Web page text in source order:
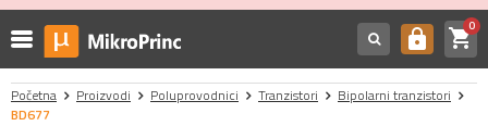
https shopping_cart0
Početna Proizvodi Poluprovodnici Tranzistori
Bipolarni tranzistori
BD677